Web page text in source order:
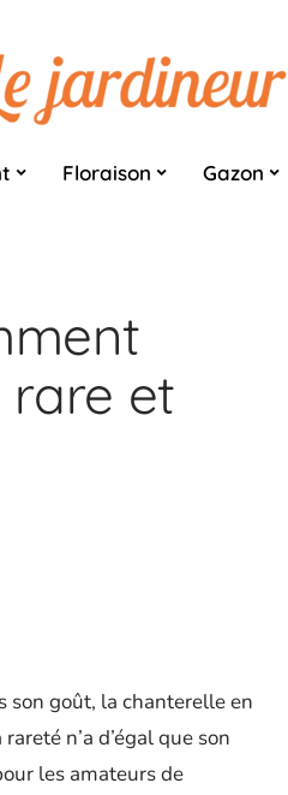
Floraison Gazon
et
son goût, la chanterelle en
n’a d’égal que son
les amateurs de